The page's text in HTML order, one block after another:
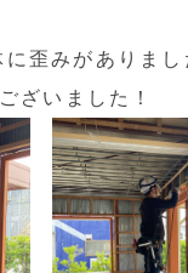
歪みがありま
ざいました！